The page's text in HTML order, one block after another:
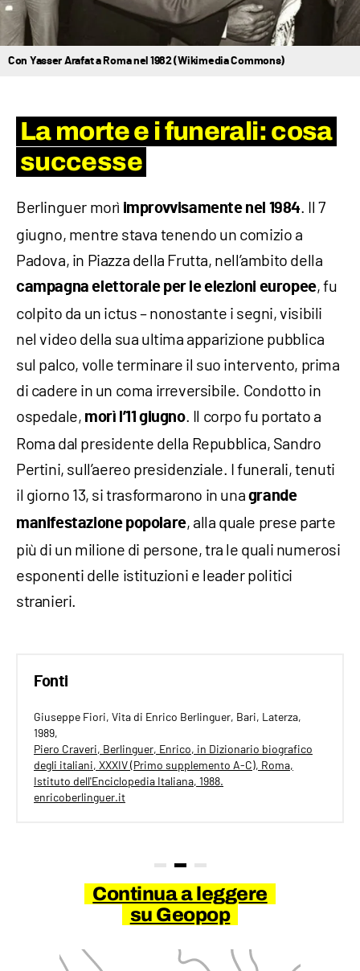
Con Yasser Arafat a Roma nel 1982 (Wikimedia Commons)
La morte e i funerali: cosa
successe
Berlinguer morì improvvisamente nel 1984. Il 7
giugno, mentre stava tenendo un comizio a
Padova, in Piazza della Frutta, nell’ambito della
campagna elettorale per le elezioni europee, fu
colpito da un ictus – nonostante i segni, visibili
nel video della sua ultima apparizione pubblica
sul palco, volle terminare il suo intervento, prima
di cadere in un coma irreversibile. Condotto in
ospedale, morì l’11 giugno. Il corpo fu portato a
Roma dal presidente della Repubblica, Sandro
Pertini, sull’aereo presidenziale. I funerali, tenuti
il giorno 13, si trasformarono in una grande
manifestazione popolare, alla quale prese parte
più di un milione di persone, tra le quali numerosi
esponenti delle istituzioni e leader politici
stranieri.
Fonti
Giuseppe Fiori, Vita di Enrico Berlinguer, Bari, Laterza,
1989,
Piero Craveri, Berlinguer, Enrico, in Dizionario biografico
degli italiani, XXXIV (Primo supplemento A-C), Roma,
Istituto dell'Enciclopedia Italiana, 1988.
enricoberlinguer.it
Continua a leggere
su Geopop